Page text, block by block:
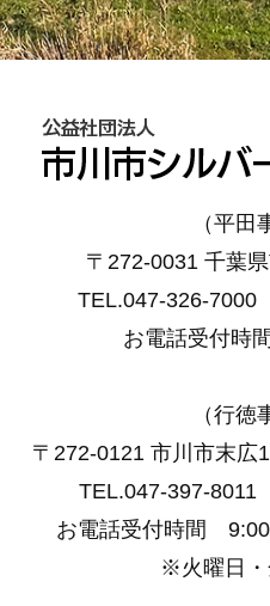
（平田
〒272-0031 千葉
TEL.047-326-
お電話受付時
（行徳
〒272-0121 市川市末広
TEL.047-397-
お電話受付時間
※火曜日・